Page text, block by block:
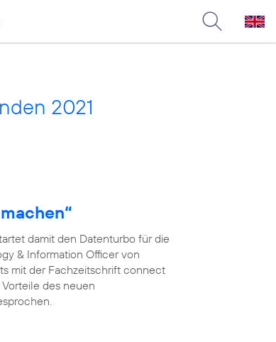
2021
damit den Datenturbo für die
& Information Officer von
mit der Fachzeitschrift connect
des neuen